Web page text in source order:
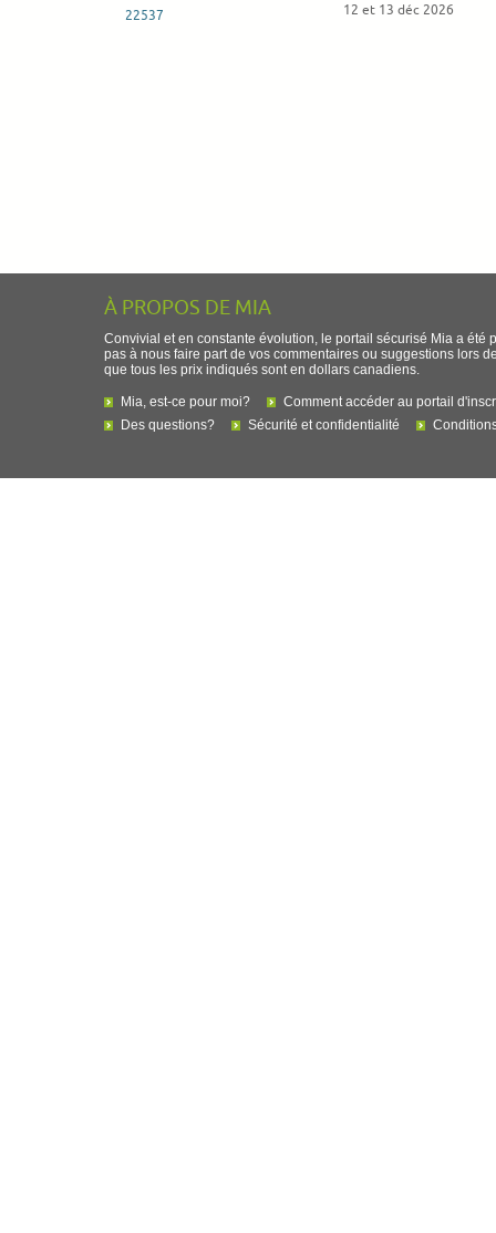
22537 12 et 13 déc 2026
À PROPOS DE MIA
Convivial et en constante évolution, le portail sécurisé Mia a été
pas à nous faire part de vos commentaires ou suggestions lors
que tous les prix indiqués sont en dollars canadiens.
Mia, est-ce pour moi?
Comment accéder au portail
Des questions?
Sécurité et confidentialité